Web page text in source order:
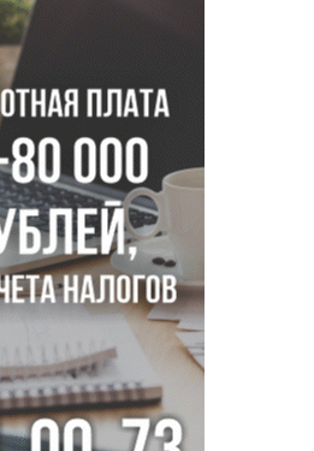
Конах утонул у острова в
в банках рекордные 4,2
дачников за